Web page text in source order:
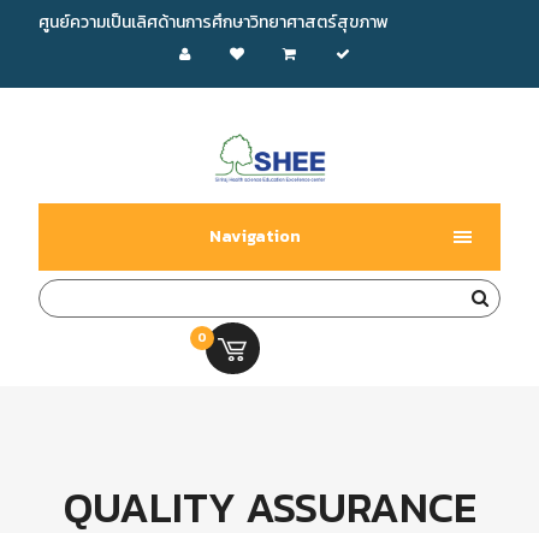
ศูนย์ความเป็นเลิศด้านการศึกษาวิทยาศาสตร์สุขภาพ
Navigation
0
QUALITY ASSURANCE